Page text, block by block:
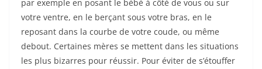
par exemple en posant le bébé à côté de vous ou sur
votre ventre, en le berçant sous votre bras, en le
reposant dans la courbe de votre coude, ou même
debout. Certaines mères se mettent dans les situations
les plus bizarres pour réussir. Pour éviter de s’étouffer